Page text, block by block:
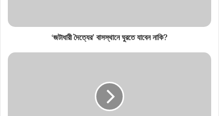
‘জটাধারী দৈত্যের’ বাসস্থানে ঘুরতে যাবেন নাকি?